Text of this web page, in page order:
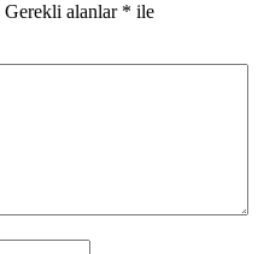
Gerekli alanlar * ile